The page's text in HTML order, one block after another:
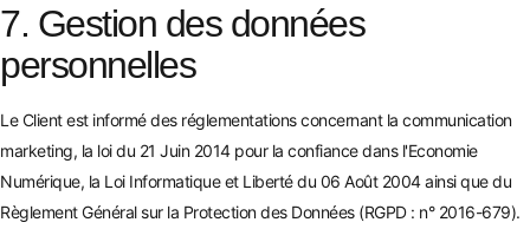
7. Gestion des données
personnelles
Le Client est informé des réglementations concernant la communication
marketing, la loi du 21 Juin 2014 pour la confiance dans l'Economie
Numérique, la Loi Informatique et Liberté du 06 Août 2004 ainsi que du
Règlement Général sur la Protection des Données (RGPD : n° 2016-679).